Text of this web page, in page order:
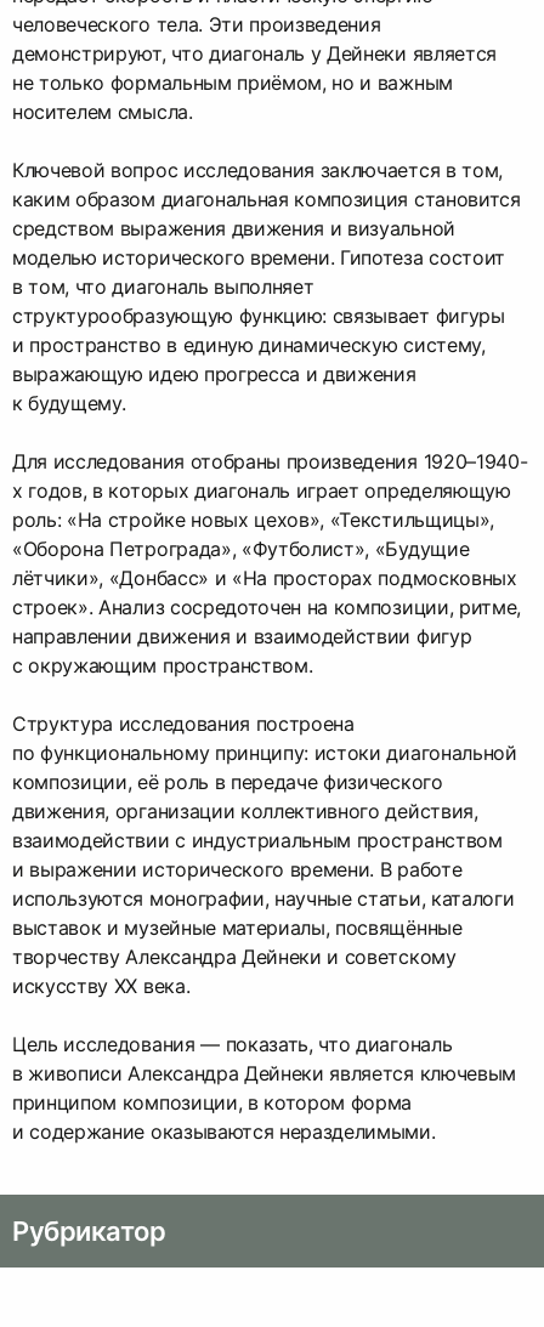
человеческого тела. Эти произведения
демонстрируют, что диагональ у Дейнеки является
не только формальным приёмом, но и важным
носителем смысла.
Ключевой вопрос исследования заключается в том,
каким образом диагональная композиция становится
средством выражения движения и визуальной
моделью исторического времени. Гипотеза состоит
в том, что диагональ выполняет
структурообразующую функцию: связывает фигуры
и пространство в единую динамическую систему,
выражающую идею прогресса и движения
к будущему.
Для исследования отобраны произведения 1920–1940-
х годов, в которых диагональ играет определяющую
роль: «На стройке новых цехов», «Текстильщицы»,
«Оборона Петрограда», «Футболист», «Будущие
лётчики», «Донбасс» и «На просторах подмосковных
строек». Анализ сосредоточен на композиции, ритме,
направлении движения и взаимодействии фигур
с окружающим пространством.
Структура исследования построена
по функциональному принципу: истоки диагональной
композиции, её роль в передаче физического
движения, организации коллективного действия,
взаимодействии с индустриальным пространством
и выражении исторического времени. В работе
используются монографии, научные статьи, каталоги
выставок и музейные материалы, посвящённые
творчеству Александра Дейнеки и советскому
искусству XX века.
Цель исследования — показать, что диагональ
в живописи Александра Дейнеки является ключевым
принципом композиции, в котором форма
и содержание оказываются неразделимыми.
Рубрикатор